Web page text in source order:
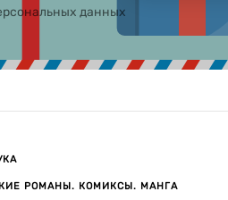
данных
РОМАНЫ. КОМИКСЫ. МАНГА